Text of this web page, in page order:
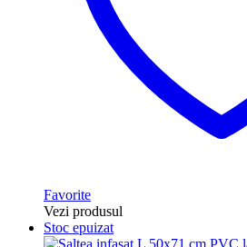
Favorite
Vezi produsul
Stoc epuizat